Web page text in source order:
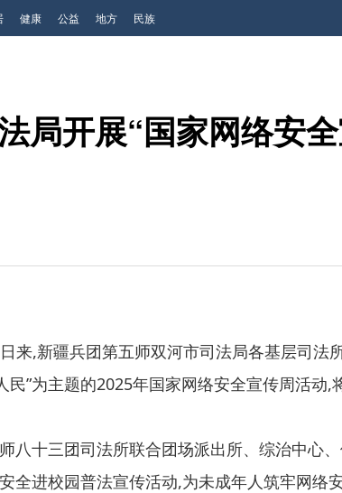
健康 公益 地方 民族
局开展“国家网络安
来,新疆兵团第五师双河市司法局各基层司法
”为主题的2025年国家网络安全宣传周活动
八十三团司法所联合团场派出所、综治中心
全进校园普法宣传活动,为未成年人筑牢网络安